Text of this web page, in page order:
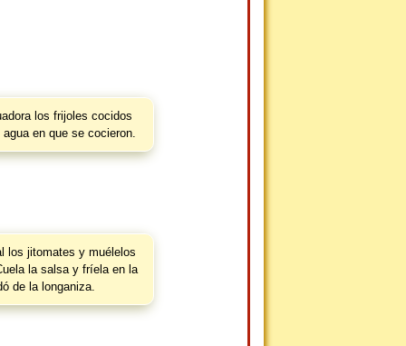
los frijoles cocidos
en que se cocieron.
los jitomates y muélelos
la salsa y fríela en la
de la longaniza.